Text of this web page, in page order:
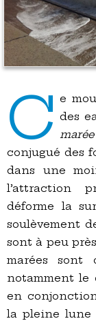
C e
des
conjugué des
dans une
l’attraction
déforme la
soulèvement
sont à peu
marées sont
notamment le
en
la pleine lune